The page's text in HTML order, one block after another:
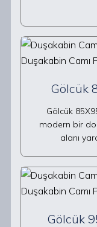
Gölcük
Gölcük
modern bir
alanı
Gölcük